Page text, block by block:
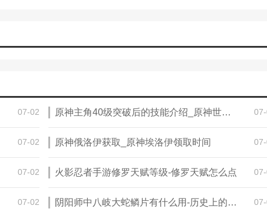
07-02 原神主角40级突破后的技能介绍_原神世界任务风起风息怎么接
07-02 原神俄洛伊获取_原神埃洛伊领取时间
07-02 火影忍者手游修罗天赋等级-修罗天赋怎么点
07-02 阴阳师中八岐大蛇鳞片有什么用-历史上的松花江坠龙是怎么回事